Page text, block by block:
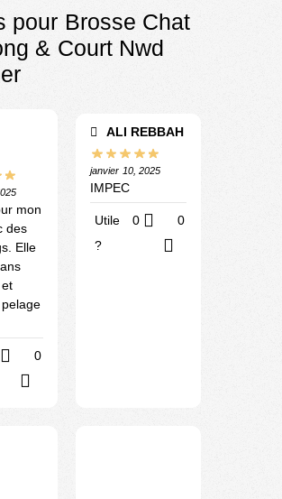
pour Brosse Chat
& Court Nwd
mon
des
Elle
0
ALI REBBAH
janvier 10, 2025
IMPEC
Utile
?
0 0